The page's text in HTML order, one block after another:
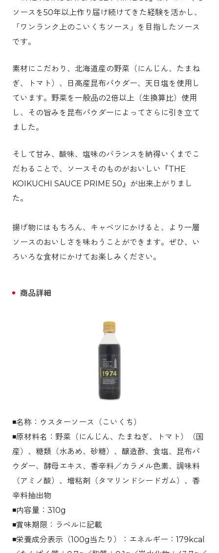
ソースを50年以上作り届け続けてきた経験を活かし、
「ワンランク上のこいくちソース」を目指したソース
です。
素材にこだわり、北海道産の野菜（にんじん、たまね
ぎ、トマト）、日高産昆布パウダー、天日塩を使用し
ています。野菜を一般品の2倍以上（生換算比）使用
し、その旨みを昆布パウダ一によってさらに引き立て
ました。
そして甘み、酸味、塩味のバランスを納得いくまでこ
だわることで、ソースそのものがおいしい『THE
KOIKUCHI SAUCE PRIME 50』が出来上がりまし
た。
揚げ物にはもちろん、キャベツにかけると、より一層
ソースのおいしさを味わうことができます。ぜひ、い
ろいろな食材にかけてお楽しみください。
商品詳細
◾️名称：ウスターソース（こいくち）
◾️原材料名：野菜（にんじん、たまねぎ、トマト）（国
産）、糖類（水あめ、砂糖）、醸造酢、食塩、昆布パ
ウダー、酵母エキス、香辛料／カラメル色素、調味料
（アミノ酸）、増粘剤（タマリンドシードガム）、香
辛料抽出物
◾️内容量：310g
◾️賞味期限：ラベルに記載
◾️栄養成分表示（100g当たり）：エネルギー：179kcal